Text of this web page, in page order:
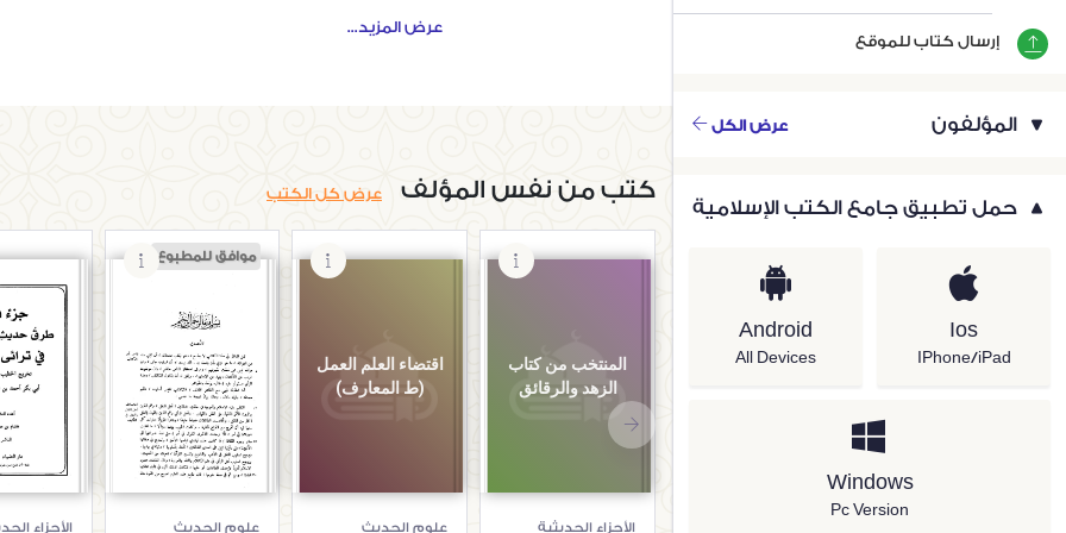
إرسال كتاب للموقع
المؤلفون عرض الكل
حمل تطبيق جامع الكتب الإسلامية
Ios
IPhone/iPad
Android
All Devices
Windows
Pc Version
12. ذم الروايات عن غير الأثبات
19. ذكر بعض أخبار من قدمنا تسميته
21. باب ما جاء في استفهام الكلمة والشىء من غير الراوي كالمستملى ونحوه
23. باب ما جاء في الذمى أو المشرك يسمع الحديث
عرض المزيد...
كتب من نفس المؤلف عرض كل الكتب
المنتخب من كتاب
الزهد والرقائق
الأجزاء الحديثية
اقتضاء العلم العمل
(ط المعارف)
علوم الحديث
موافق للمطبوع
تقييد العلم للخطيب
البغدادي
علوم الحديث
حديث
ترائي
للخطيب
الأجزاء